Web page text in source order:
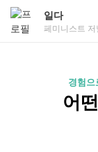
일다
페미니스트
경험으
어